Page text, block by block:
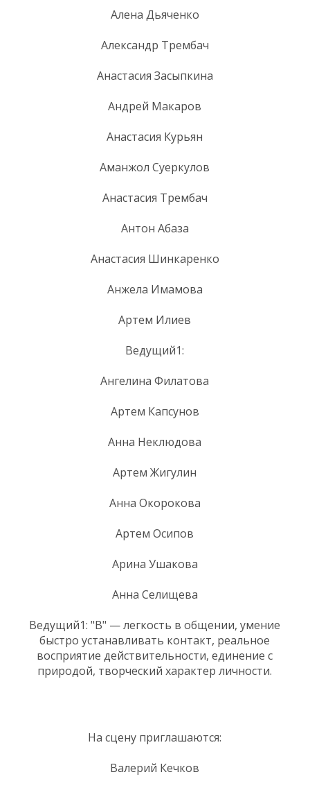
Алена Дьяченко
Александр Трембач
Анастасия Засыпкина
Андрей Макаров
Анастасия Курьян
Аманжол Суеркулов
Анастасия Трембач
Антон Абаза
Анастасия Шинкаренко
Анжела Имамова
Артем Илиев
Ведущий1:
Ангелина Филатова
Артем Капсунов
Анна Неклюдова
Артем Жигулин
Анна Окорокова
Артем Осипов
Арина Ушакова
Анна Селищева
Ведущий1: "В" — легкость в общении, умение
быстро устанавливать контакт, реальное
восприятие действительности, единение с
природой, творческий характер личности.
На сцену приглашаются:
Валерий Кечков